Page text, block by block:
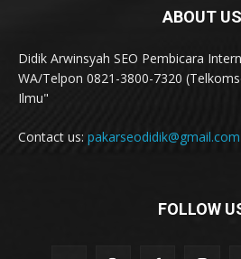
ABOUT US
Didik Arwinsyah SEO Pembicara
WA/Telpon 0821-3800-7320
Ilmu"
Contact us: pakarseodidik@gmail.com
FOLLOW